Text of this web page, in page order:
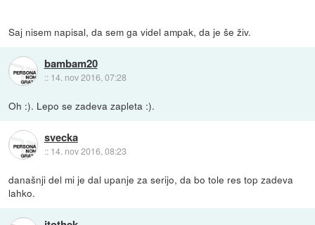
Saj nisem napisal, da sem ga videl ampak, da je še živ.
bambam20
:: 14. nov 2016, 07:28
Oh :). Lepo se zadeva zapleta :).
svecka
:: 14. nov 2016, 08:23
današnji del mi je dal upanje za serijo, da bo tole res top zadeva
lahko.